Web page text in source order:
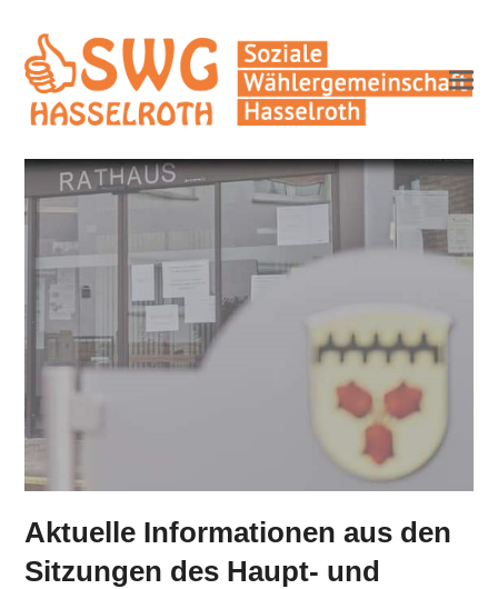
Aktuelle Informationen aus den
Sitzungen des Haupt- und